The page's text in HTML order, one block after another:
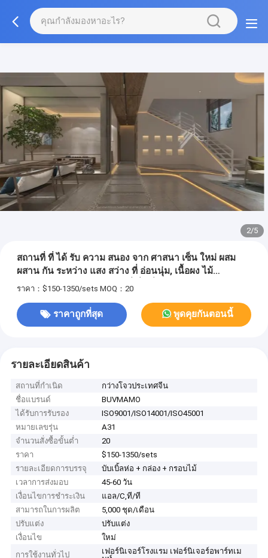
3/5
สถานที่ ที่ ได้ รับ ความ สนอง จาก ศาสนา เซ็น ใหม่ ผสม
ผสาน กัน ระหว่าง แสง สว่าง ที่ อ่อนนุ่ม, เนื้อผง ไม้
ธรรมชาติ, และ เส้นทาง หิน ที่ นิ่ง นิ่ง
ราคา：$150-1350/sets MOQ：20
ราคาถูกที่สุด พูดคุยกันตอนนี้
รายละเอียดสินค้า
สถานที่กำเนิด
กว่างโจวประเทศจีน
ชื่อแบรนด์
BUVMAMO
ได้รับการรับรอง
ISO9001/ISO14001/ISO45001
หมายเลขรุ่น
A31
จำนวนสั่งซื้อขั้นต่ำ
20
ราคา
$150-1350/sets
รายละเอียดการบรรจุ
บับเบิ้ลห่อ + กล่อง + กรอบไม้
เวลาการส่งมอบ
45-60 วัน
เงื่อนไขการชำระเงิน
แอล/C,ที/ที
สามารถในการผลิต
5,000 ชุด/เดือน
ปรับแต่ง
ปรับแต่ง
เงื่อนไข
ใหม่
การใช้งานทั่วไป
เฟอร์นิเจอร์โรงแรม เฟอร์นิเจอร์อพาร์ทเม